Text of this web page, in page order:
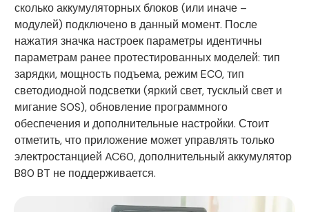
сколько аккумуляторных блоков (или иначе –
модулей) подключено в данный момент. После
нажатия значка настроек параметры идентичны
параметрам ранее протестированных моделей: тип
зарядки, мощность подъема, режим ECO, тип
светодиодной подсветки (яркий свет, тусклый свет и
мигание SOS), обновление программного
обеспечения и дополнительные настройки. Стоит
отметить, что приложение может управлять только
электростанцией AC60, дополнительный аккумулятор
B80 BT не поддерживается.